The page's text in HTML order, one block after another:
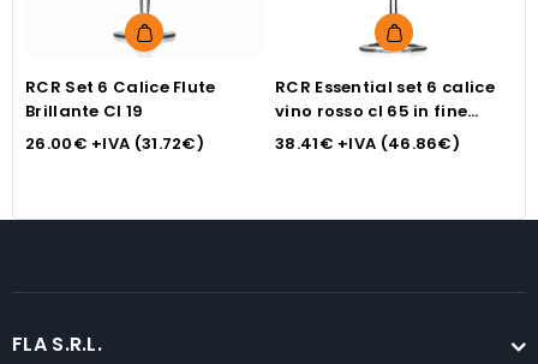
RCR Set 6 Calice Flute
Brillante Cl 19
26.00€ +IVA (31.72€)
RCR Essential set 6 calice
vino rosso cl 65 in fine
vetro
38.41€ +IVA (46.86€)
FLA S.R.L.